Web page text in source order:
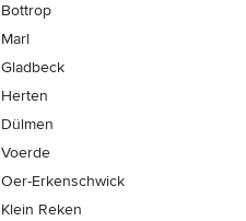
Bottrop
Marl
Gladbeck
Herten
Dülmen
Voerde
Oer-Erkenschwick
Klein Reken